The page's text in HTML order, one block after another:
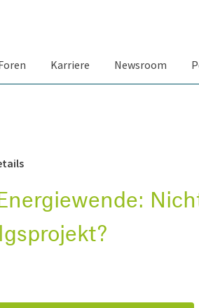
Karriere Newsroom